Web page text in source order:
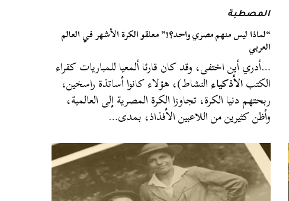
المصطبة
“لماذا ليس منهم مصري واحد؟!” معلقو الكرة الأشهر في العالم
العربي
…أدري أين اختفى، وقد كان قارئا ألمعيا للمباريات كقراء
الكتبالأذكياءالنشاط)، هؤلاء كانوا أساتذة راسخين،
ربحتهم دنيا الكرة، تجاوزا الكرة المصرية إلى العالمية،
وأظن كثيرين من اللاعبين الأفذاذ، بمدى…